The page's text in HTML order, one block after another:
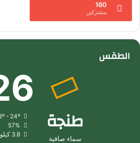
160
مشتركين
الطقس
طنجة
سماء صافية
28º - 24º
57%
3.8 كيلومتر/ساعة